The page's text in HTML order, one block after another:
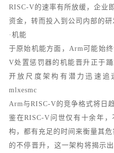
RISC-V的速率有所放缓，企业
资金，转而投入到公司内部的
·机能
于原始机能方面，Arm可能始
V处置惩罚器的机能晋升正于
开放尺度架构有潜力迅速追
mlxesmc
Arm与RISC-V的竞争格式将日
鉴在RISC-V问世仅有十余年
构，都有充足的时间来衡量其
的不停晋升，这一架构将揭示